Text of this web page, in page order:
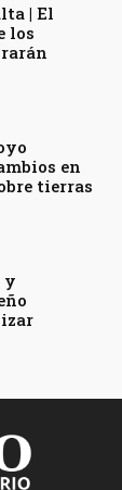
| El
los
en
tierras
y